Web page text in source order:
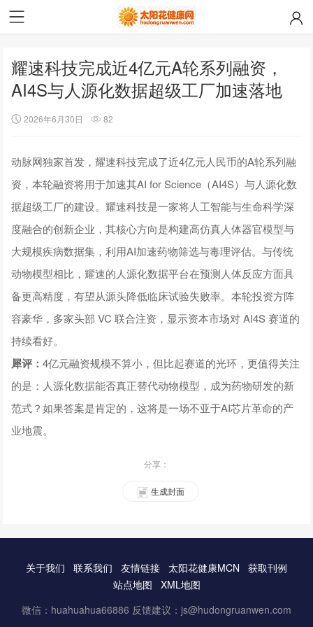
耀速科技完成近4亿元A轮系列融资，
AI4S与人源化数据超级工厂加速落地
2026年6月30日 82
动脉网独家首发，耀速科技完成了近4亿元人民币的A轮系列融
资，本轮融资将用于加速其AI for Science（AI4S）与人源化数
据超级工厂的建设。耀速科技是一家将人工智能与生命科学深
度融合的创新企业，其核心方向是构建高仿真人体器官模型与
大规模疾病数据集，利用AI加速药物筛选与毒理评估。与传统
动物模型相比，耀速的人源化数据平台在预测人体反应方面具
备更高精度，有望从源头降低临床试验失败率。本轮投资方阵
容豪华，多家头部 VC 联合注资，显示资本市场对 AI4S 赛道的
持续看好。
犀评：4亿元融资规模不算小，但比起赛道的光环，更值得关注
的是：人源化数据能否真正替代动物模型，成为药物研发的新
范式？如果答案是肯定的，这将是一场不亚于AI芯片革命的产
业地震。
分享：
生成封面
关于我们 联系我们 友情链接 太阳花健康MCN
获取刊例
站点地图
XML地图
微信：huahuahua66886 反馈建议：js@hudongruanwen.com